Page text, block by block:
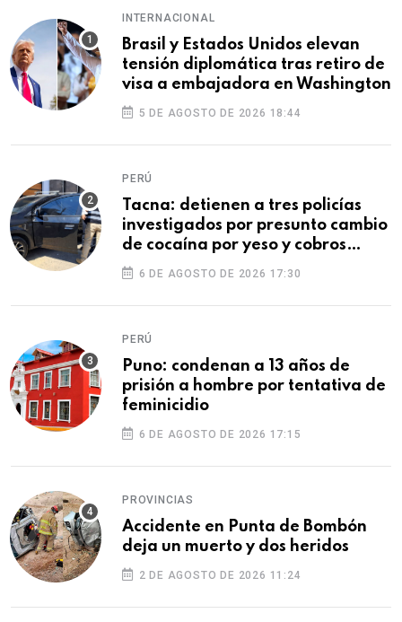
INTERNACIONAL
Brasil y Estados Unidos elevan
tensión diplomática tras retiro de
visa a embajadora en Washington
5 DE AGOSTO DE 2026 18:44
PERÚ
Tacna: detienen a tres policías
investigados por presunto cambio
de cocaína por yeso y cobros
ilegales
6 DE AGOSTO DE 2026 17:30
PERÚ
Puno: condenan a 13 años de
prisión a hombre por tentativa de
feminicidio
6 DE AGOSTO DE 2026 17:15
PROVINCIAS
Accidente en Punta de Bombón
deja un muerto y dos heridos
2 DE AGOSTO DE 2026 11:24